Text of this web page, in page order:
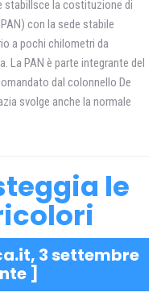
stabillsce la costituzione di
con la sede stabile
a pochi chilometri da
La PAN è parte integrante del
dal colonnello De
svolge anche la normale
le
3 settembre
]